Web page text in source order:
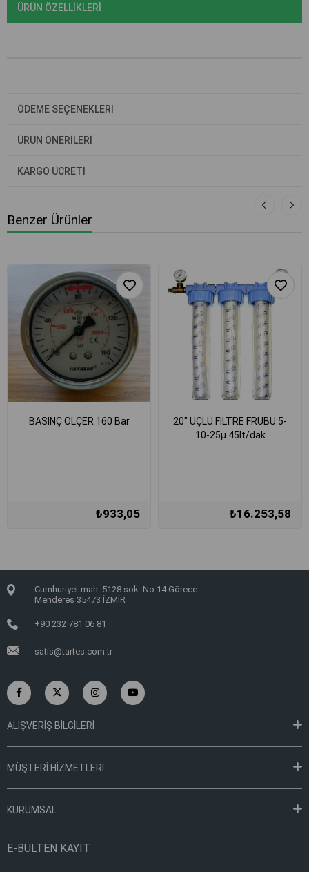
ÜRÜN ÖZELLIKLERI
ÖDEME SEÇENEKLERI
ÜRÜN ÖNERILERI
KARGO ÜCRETİ
Benzer Ürünler
BASINÇ ÖLÇER 160 Bar
₺933,05
20" ÜÇLÜ FİLTRE FRUBU 5-
10-25µ 45lt/dak
₺16.253,58
Cumhuriyet mah. 5128 sok. No:14 Görece
Menderes 35473 İZMİR
+90 232 781 06 81
satis@tartes.com.tr
ALIŞVERİŞ BİLGİLERİ
MÜŞTERİ HİZMETLERİ
KURUMSAL
E-BÜLTEN KAYIT